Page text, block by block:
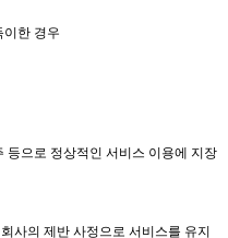
이한 경우
등으로 정상적인 서비스 이용에 지장
사의 제반 사정으로 서비스를 유지